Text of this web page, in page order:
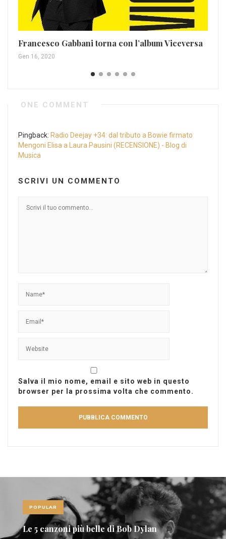
Francesco Gabbani torna con l’album Viceversa
Gen 16, 2020
ONE COMMENT
Pingback: Radio Deejay +34: dal tributo a Bowie firmato
Mengoni Elisa a Laura Pausini (RECENSIONE) - Blog di
Musica
SCRIVI UN COMMENTO
Salva il mio nome, email e sito web in questo
browser per la prossima volta che commento.
POPULAR
Le 5 canzoni più belle di Bob Dylan